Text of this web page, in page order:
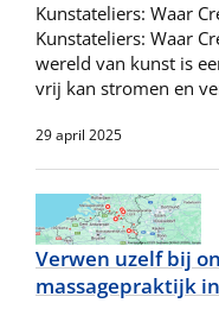
Kunstateliers: Waar
Kunstateliers: Waar
wereld van kunst is
vrij kan stromen en
29 april 2025
Verwen uzelf bij
massagepraktijk